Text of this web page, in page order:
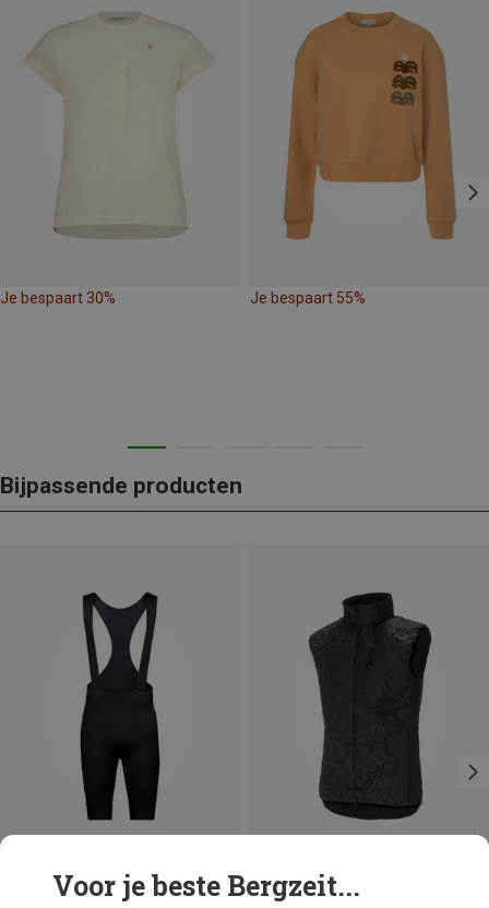
Je bespaart 30% Je bespaart 55%
Bijpassende producten
Maten
M L XL XXL
Je bespaart 26%
Voor je beste Bergzeit...